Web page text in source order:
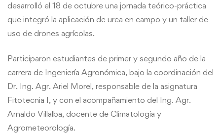
fertilización
y
taller
de
drones
agrícolas
desarrolló el 18 de octubre una jornada teórico-práctica
que integró la aplicación de urea en campo y un taller de
uso de drones agrícolas.
Participaron estudiantes de primer y segundo año de la
carrera de Ingeniería Agronómica, bajo la coordinación del
Dr. Ing. Agr. Ariel Morel, responsable de la asignatura
Fitotecnia I, y con el acompañamiento del Ing. Agr.
Arnaldo Villalba, docente de Climatología y
Agrometeorología.